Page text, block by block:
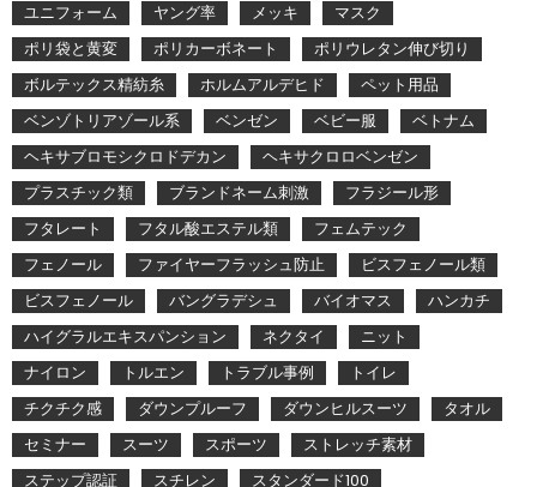
ユニフォーム
ヤング率 メッキ
マスク
ポリ袋と黄変
ポリカーボネート
ポリウレタン伸び切り
ボルテックス精紡糸
ホルムアルデヒド
ペット用品
ベンゾトリアゾール系
ベンゼン ベビー服
ベトナム
ヘキサブロモシクロドデカン
ヘキサクロロベンゼン
プラスチック類
ブランドネーム刺激
フラジール形
フタレート
フタル酸エステル類
フェムテック
フェノール
ファイヤーフラッシュ防止
ビスフェノール類
ビスフェノール
バングラデシュ バイオマス
ハンカチ
ハイグラルエキスパンション
ネクタイ
ニット
ナイロン
トルエン トラブル事例
トイレ
チクチク感
ダウンプルーフ ダウンヒルスーツ
タオル
セミナー
スーツ スポーツ
ストレッチ素材
ステップ認証
スチレン スタンダード100